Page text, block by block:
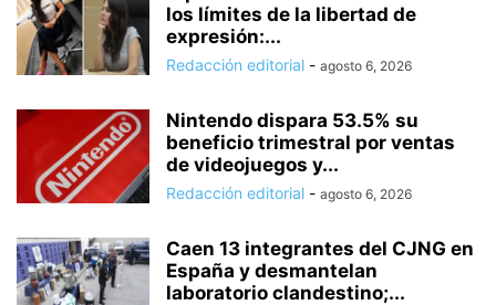
los límites de la libertad de
expresión:...
Redacción editorial - agosto 6, 2026
Nintendo dispara 53.5% su
beneficio trimestral por ventas
de videojuegos y...
Redacción editorial - agosto 6, 2026
Caen 13 integrantes del CJNG en
España y desmantelan
laboratorio clandestino;...